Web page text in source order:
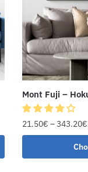
Mont Fuji –
21.50€ –343.20€